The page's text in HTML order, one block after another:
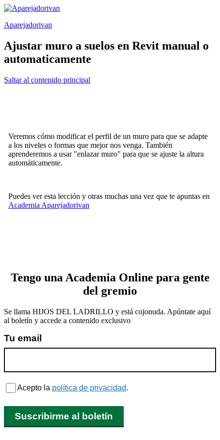
Saltar
contenido
Aparejadorivan
Ajustar muro a suelos en Revit manual o
automaticamente
Saltar al contenido principal
Veremos cómo modificar el perfil de un muro para que se adapte
a los niveles o formas que mejor nos venga. También
aprenderemos a usar "enlazar muro" para que se ajuste la altura
automáticamente.
Puedes ver esta lección y otras muchas una vez que te apuntas en
Academia Aparejadorivan
Tengo una Academia Online para gente
del gremio
Se llama HIJOS DEL LADRILLO y está cojonuda. Apúntate aquí
al boletín y accede a contenido exclusivo
Tu email
Acepto la política de privacidad.
Suscribirme al boletín